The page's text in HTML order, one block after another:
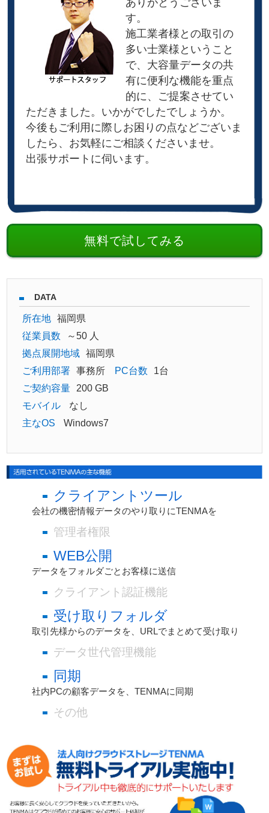
ありがとうございま
す。
施工業者様との取引の
多い士業様ということ
で、大容量データの共
有に便利な機能を重点
的に、ご提案させてい
ただきました。いかがでしたでしょうか。
今後もご利用に際しお困りの点などございま
したら、お気軽にご相談くださいませ。
出張サポートに伺います。
無料で試してみる
DATA
所在地
福岡県
従業員数
～50 人
拠点展開地域
福岡県
ご利用部署
事務所 PC台数
1台
ご契約容量
200 GB
モバイル
なし
主なOS
Windows7
クライアントツール
会社の機密情報データのやり取りにTENMAを
管理者権限
WEB公開
データをフォルダごとお客様に送信
クライアント認証機能
受け取りフォルダ
取引先様からのデータを、URLでまとめて受け取り
データ世代管理機能
同期
社内PCの顧客データを、TENMAに同期
その他